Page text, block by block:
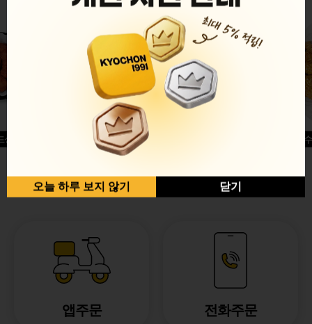
글윙
반반순살[레드+허니]
허니옥
앱주문 전화주문
오늘 하루 보지 않기 닫기